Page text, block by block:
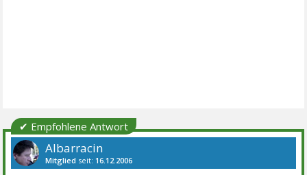
✔ Empfohlene Antwort
Albarracin
Mitglied seit: 16.12.2006